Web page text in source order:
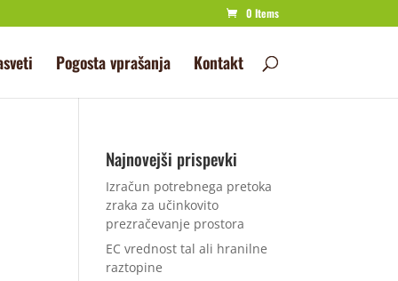
0 Items
Pogosta vprašanja Kontakt
Najnovejši prispevki
Izračun potrebnega pretoka
zraka za učinkovito
prezračevanje prostora
EC vrednost tal ali hranilne
raztopine